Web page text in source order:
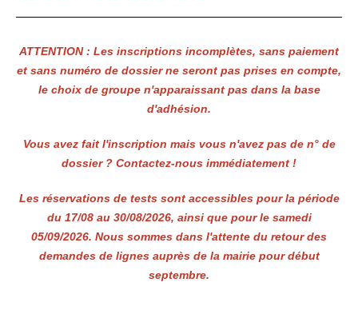
ATTENTION : Les inscriptions incomplètes, sans paiement
et sans numéro de dossier ne seront pas prises en compte,
le choix de groupe n'apparaissant pas dans la base
d'adhésion.
Vous avez fait l'inscription mais vous n'avez pas de n° de
dossier ? Contactez-nous immédiatement !
Les réservations de tests sont accessibles pour la période
du 17/08 au 30/08/2026, ainsi que pour le samedi
05/09/2026. Nous sommes dans l'attente du retour des
demandes de lignes auprès de la mairie pour début
septembre.